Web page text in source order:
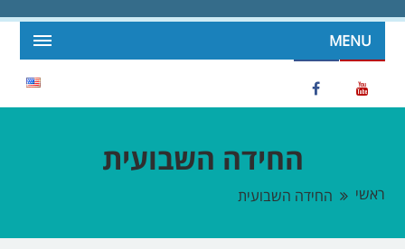
MENU
החידה השבועית
ראשי החידה השבועית